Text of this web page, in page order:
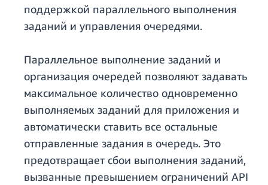
поддержкой параллельного выполнения
заданий и управления очередями.
Параллельное выполнение заданий и
организация очередей позволяют задавать
максимальное количество одновременно
выполняемых заданий для приложения и
автоматически ставить все остальные
отправленные задания в очередь. Это
предотвращает сбои выполнения заданий,
вызванные превышением ограничений API